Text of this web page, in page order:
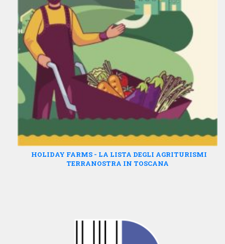
HOLIDAY FARMS - LA LISTA DEGLI AGRITURISMI
TERRANOSTRA IN TOSCANA